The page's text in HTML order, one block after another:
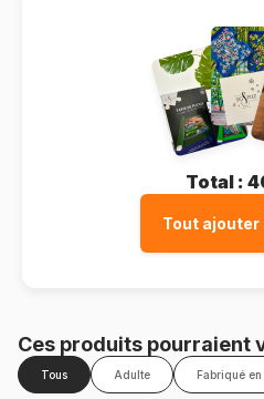
Total :
Tout ajouter
Ces produits pourraient
Tous Adulte Fabriqué